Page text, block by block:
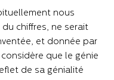
nous
chiffres, ne serait
et donnée par
que le génie
de sa génialité